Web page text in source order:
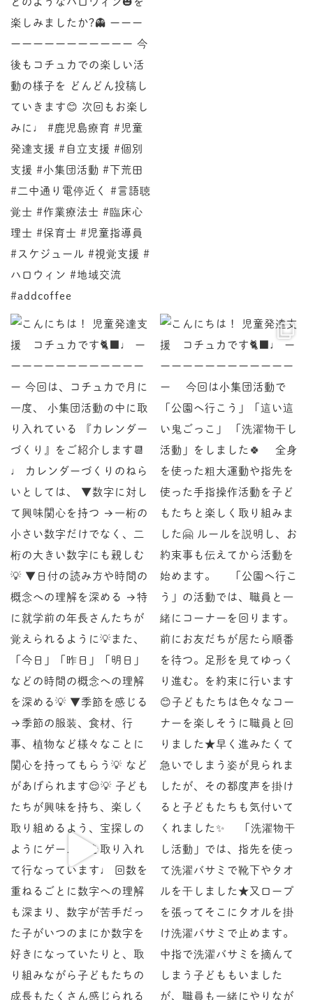
♩ ーーーーーーーーーーーーーー 今回は、コチュカで ♩ ーーーーーーーーーーーーーー 今回は小集団活動